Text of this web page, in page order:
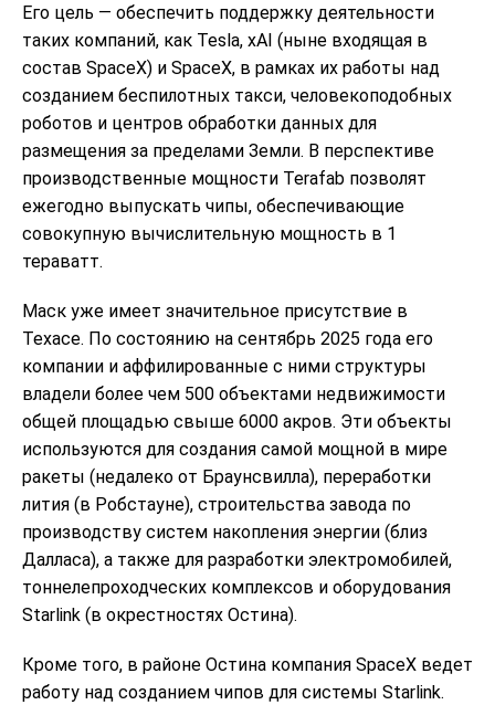
Его цель — обеспечить поддержку деятельности
таких компаний, как Tesla, xAI (ныне входящая в
состав SpaceX) и SpaceX, в рамках их работы над
созданием беспилотных такси, человекоподобных
роботов и центров обработки данных для
размещения за пределами Земли. В перспективе
производственные мощности Terafab позволят
ежегодно выпускать чипы, обеспечивающие
совокупную вычислительную мощность в 1
тераватт.
Маск уже имеет значительное присутствие в
Техасе. По состоянию на сентябрь 2025 года его
компании и аффилированные с ними структуры
владели более чем 500 объектами недвижимости
общей площадью свыше 6000 акров. Эти объекты
используются для создания самой мощной в мире
ракеты (недалеко от Браунсвилла), переработки
лития (в Робстауне), строительства завода по
производству систем накопления энергии (близ
Далласа), а также для разработки электромобилей,
тоннелепроходческих комплексов и оборудования
Starlink (в окрестностях Остина).
Кроме того, в районе Остина компания SpaceX ведет
работу над созданием чипов для системы Starlink.